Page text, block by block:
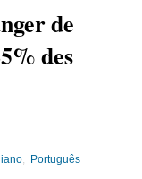
de
des
Português